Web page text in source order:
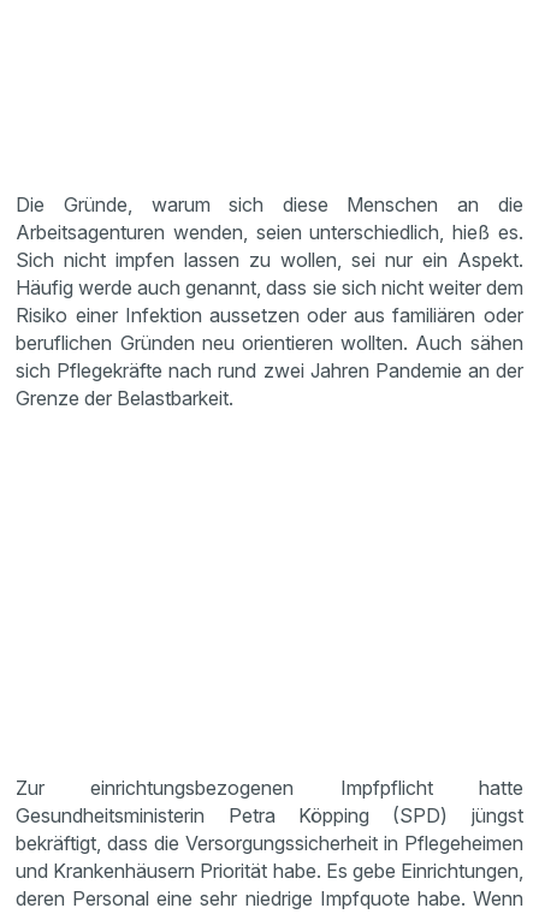
Die Gründe, warum sich diese Menschen an die
Arbeitsagenturen wenden, seien unterschiedlich, hieß es.
Sich nicht impfen lassen zu wollen, sei nur ein Aspekt.
Häufig werde auch genannt, dass sie sich nicht weiter dem
Risiko einer Infektion aussetzen oder aus familiären oder
beruflichen Gründen neu orientieren wollten. Auch sähen
sich Pflegekräfte nach rund zwei Jahren Pandemie an der
Grenze der Belastbarkeit.
Zur einrichtungsbezogenen Impfpflicht hatte
Gesundheitsministerin Petra Köpping (SPD) jüngst
bekräftigt, dass die Versorgungssicherheit in Pflegeheimen
und Krankenhäusern Priorität habe. Es gebe Einrichtungen,
deren Personal eine sehr niedrige Impfquote habe. Wenn